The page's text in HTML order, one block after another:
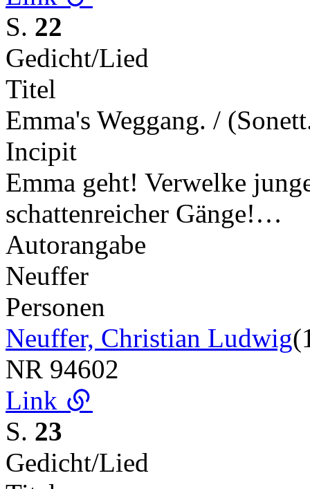
S. 22
Gedicht/Lied
Titel
Emma's Weggang. /
Incipit
Emma geht! Verwelke
schattenreicher Gänge!…
Autorangabe
Neuffer
Personen
Neuffer, Christian Ludwig
NR 94602
Link
S. 23
Gedicht/Lied